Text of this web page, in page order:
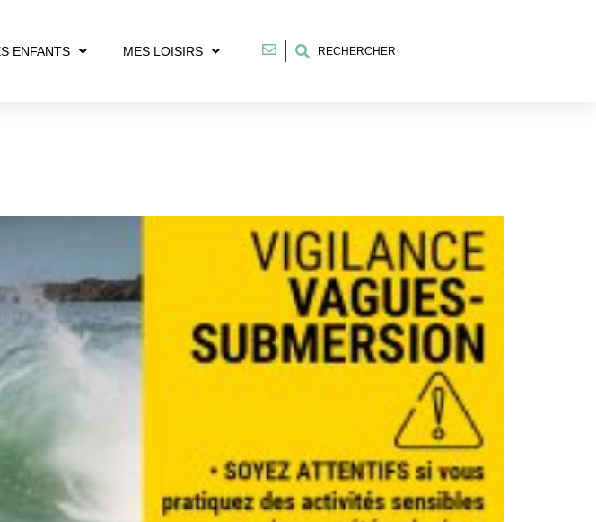
ENFANTS MES LOISIRS RECHERCHER